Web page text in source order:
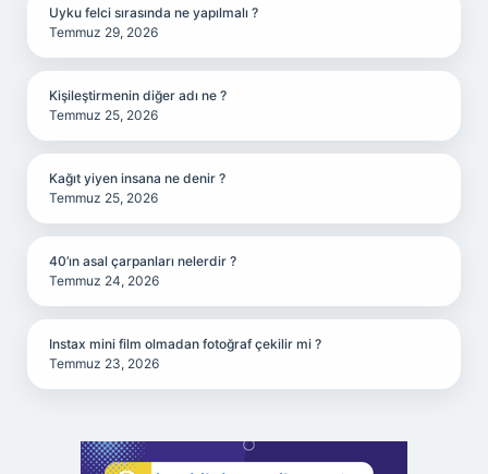
Uyku felci sırasında ne yapılmalı ?
Temmuz 29, 2026
Kişileştirmenin diğer adı ne ?
Temmuz 25, 2026
Kağıt yiyen insana ne denir ?
Temmuz 25, 2026
40’ın asal çarpanları nelerdir ?
Temmuz 24, 2026
Instax mini film olmadan fotoğraf çekilir mi ?
Temmuz 23, 2026